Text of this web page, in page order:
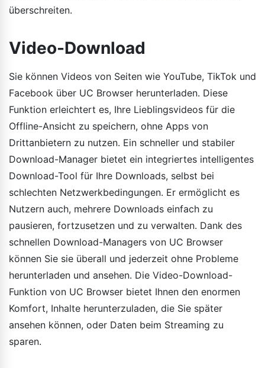
überschreiten.
Video-Download
Sie können Videos von Seiten wie YouTube, TikTok und
Facebook über UC Browser herunterladen. Diese
Funktion erleichtert es, Ihre Lieblingsvideos für die
Offline-Ansicht zu speichern, ohne Apps von
Drittanbietern zu nutzen. Ein schneller und stabiler
Download-Manager bietet ein integriertes intelligentes
Download-Tool für Ihre Downloads, selbst bei
schlechten Netzwerkbedingungen. Er ermöglicht es
Nutzern auch, mehrere Downloads einfach zu
pausieren, fortzusetzen und zu verwalten. Dank des
schnellen Download-Managers von UC Browser
können Sie sie überall und jederzeit ohne Probleme
herunterladen und ansehen. Die Video-Download-
Funktion von UC Browser bietet Ihnen den enormen
Komfort, Inhalte herunterzuladen, die Sie später
ansehen können, oder Daten beim Streaming zu
sparen.